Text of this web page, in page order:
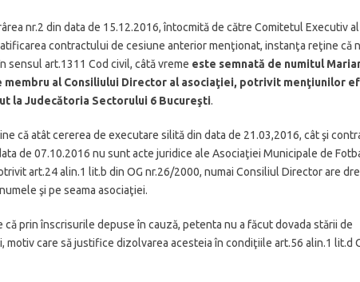
nr.2 din data de 15.12.2016, întocmită de către Comitetul Executiv al
contractului de cesiune anterior menţionat, instanţa reţine că
sensul art.1311 Cod civil, câtă vreme este semnată de numitul
membru al Consiliului Director al asociaţiei, potrivit menţiunilor
la Judecătoria Sectorului 6 Bucureşti.
că atât cererea de executare silită din data de 21.03,2016, cât şi
de 07.10.2016 nu sunt acte juridice ale Asociaţiei Municipale de
art.24 alin.1 lit.b din OG nr.26/2000, numai Consiliul Director are
şi pe seama asociaţiei.
prin înscrisurile depuse în cauză, petenta nu a făcut dovada stării de
motiv care să justifice dizolvarea acesteia în condiţiile art.56 alin.1 lit.d